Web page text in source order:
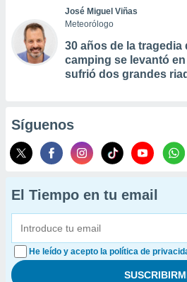
José Miguel Viñas
Meteorólogo
30 años de la tragedia
camping se levantó
sufrió dos grandes
Síguenos
El Tiempo en tu email
He leído y acepto la política de